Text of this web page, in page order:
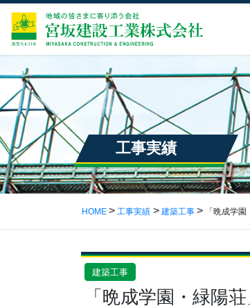
工事実績
HOME 工事実績 建築工事 「晩成学
建築工事
「晩成学園・緑陽